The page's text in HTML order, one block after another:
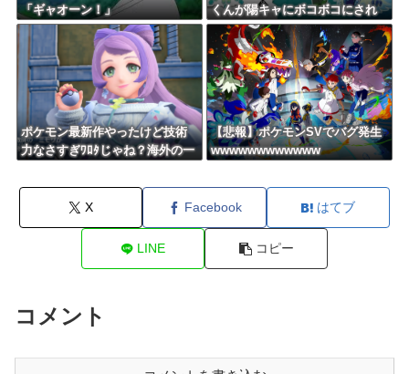
「ギャオーン！」
くんが陽キャにボコボコにされ
てる話をDLCで実装して大荒れ
ポケモン最新作やったけど技術
力なさすぎﾜﾛﾀじゃね？海外の一
てしまえばいいのに
【悲報】ポケモンSVでバグ発生
wwwwwwwwwwww
X Facebook はてブ
LINE コピー
コメント